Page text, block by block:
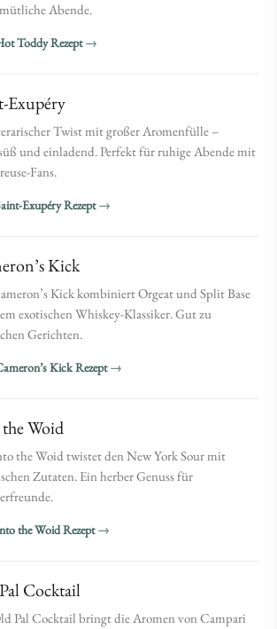
Abende.
Toddy Rezept
Exupéry
Twist mit großer Aromenfülle –
und einladend. Perfekt für ruhige Abende mit
Fans.
Exupéry Rezept
Kick
Kick kombiniert Orgeat und Split Base
exotischen Whiskey-Klassiker. Gut zu
Gerichten.
Kick Rezept
Woid
the Woid twistet den New York Sour mit
Zutaten. Ein herber Genuss für
the Woid Rezept
Cocktail
Pal Cocktail bringt die Aromen von Campari